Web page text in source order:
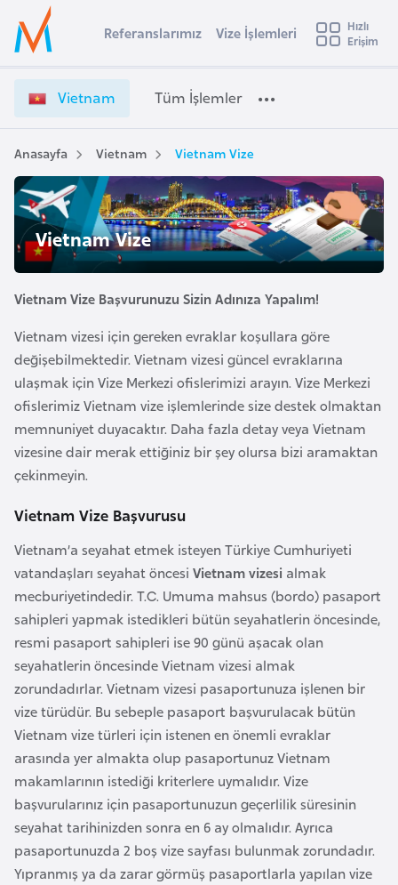
Ülke Seçimi
Başvuru yapmak istediğiniz ülkeyi seçin
Üye
Girişi
i
t
n
a
m
V
z
e
İ
ş
e
m
l
e
r
i
e
i
i
Referanslarımız Vize İşlemleri
Hızlı
Erişim
Vietnam Tüm İşlemler
Anasayfa Vietnam Vietnam Vize
Vietnam Vize
Vietnam Vize Başvurunuzu Sizin Adınıza Yapalım!
Vietnam vizesi için gereken evraklar koşullara göre
değişebilmektedir. Vietnam vizesi güncel evraklarına
ulaşmak için Vize Merkezi ofislerimizi arayın. Vize Merkezi
ofislerimiz Vietnam vize işlemlerinde size destek olmaktan
memnuniyet duyacaktır. Daha fazla detay veya Vietnam
vizesine dair merak ettiğiniz bir şey olursa bizi aramaktan
çekinmeyin.
Vietnam Vize Başvurusu
Vietnam’a seyahat etmek isteyen Türkiye Cumhuriyeti
vatandaşları seyahat öncesi Vietnam vizesi almak
mecburiyetindedir. T.C. Umuma mahsus (bordo) pasaport
sahipleri yapmak istedikleri bütün seyahatlerin öncesinde,
resmi pasaport sahipleri ise 90 günü aşacak olan
seyahatlerin öncesinde Vietnam vizesi almak
zorundadırlar. Vietnam vizesi pasaportunuza işlenen bir
vize türüdür. Bu sebeple pasaport başvurulacak bütün
Vietnam vize türleri için istenen en önemli evraklar
arasında yer almakta olup pasaportunuz Vietnam
makamlarının istediği kriterlere uymalıdır. Vize
başvurularınız için pasaportunuzun geçerlilik süresinin
seyahat tarihinizden sonra en 6 ay olmalıdır. Ayrıca
pasaportunuzda 2 boş vize sayfası bulunmak zorundadır.
Yıpranmış ya da zarar görmüş pasaportlarla yapılan vize
s
t
r
a
A
v
u
s
u
r
y
a
A
z
r
b
a
y
c
a
n
B
a
h
r
e
y
n